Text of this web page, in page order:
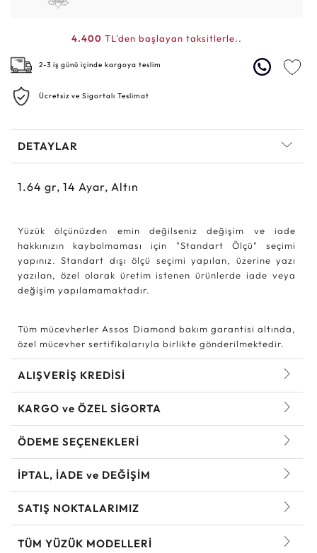
4.400 TL'den başlayan taksitlerle..
2-3 iş günü içinde kargoya teslim
Ücretsiz ve Sigortalı Teslimat
DETAYLAR
1.64 gr, 14 Ayar, Altın
Yüzük ölçünüzden emin değilseniz değişim ve iade
hakkınızın kaybolmaması için "Standart Ölçü" seçimi
yapınız. Standart dışı ölçü seçimi yapılan, üzerine yazı
yazılan, özel olarak üretim istenen ürünlerde iade veya
değişim yapılamamaktadır.
Tüm mücevherler Assos Diamond bakım garantisi altında,
özel mücevher sertifikalarıyla birlikte gönderilmektedir.
ALIŞVERİŞ KREDİSİ
KARGO ve ÖZEL SİGORTA
ÖDEME SEÇENEKLERİ
İPTAL, İADE ve DEĞİŞİM
SATIŞ NOKTALARIMIZ
TÜM YÜZÜK MODELLERI